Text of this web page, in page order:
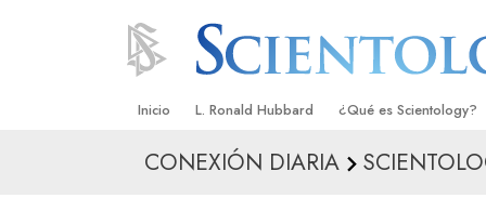
Inicio L. Ronald Hubbard ¿Qué es Scientology?
Creencias y Prácticas
CONEXIÓN DIARIA